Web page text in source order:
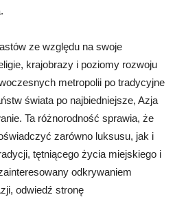
ze względu na swoje
krajobrazy i poziomy rozwoju
metropolii po tradycyjne
świata po najbiedniejsze, Azja
Ta różnorodność sprawia, że
zarówno luksusu, jak i
tętniącego życia miejskiego i
odkrywaniem
odwiedź stronę